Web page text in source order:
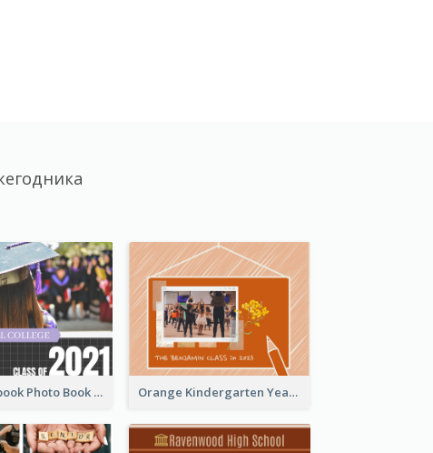
Grid Yearbook Photo Book Orange Kindergarten Yearbook Photo Book